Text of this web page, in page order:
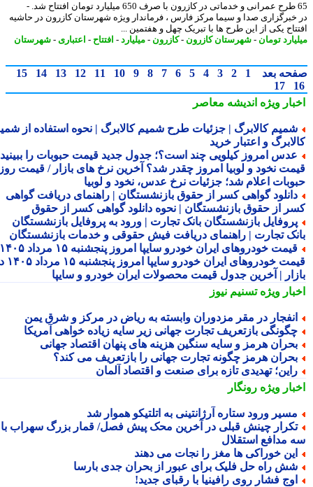
65 طرح عمرانی و خدماتی در کازرون با صرف 650 میلیارد تومان افتتاح شد. -
صدا و سیما مرکز فارس ، فرماندار ویژه شهرستان کازرون در حاشیه
یکی از این طرح ها با تبریک چهل و هفتمین ...
تومان-شهرستان کازرون -کازرون -میلیارد-افتتاح-اعتباری- شهرستان
بعد 1
2
3
4
5
6
7
8
9
10
11
12
13
14
15
17
ویژهاندیشه معاصر
کالابرگ | جزئیات طرح شمیم کالابرگ | نحوه استفاده از شمیم
و اعتبار خرید
امروز کیلویی چند است؟؛ جدول جدید قیمت حبوبات را ببینید /
نخود و لوبیا امروز چقدر شد؟ آخرین نرخ های بازار / قیمت روز
اعلام شد؛ جزئیات نرخ عدس، نخود و لوبیا
گواهی کسر از حقوق بازنشستگان | راهنمای دریافت گواهی
از حقوق بازنشستگان | نحوه دانلود گواهی کسر از حقوق
بازنشستگان بانک تجارت | ورود به پروفایل بازنشستگان
تجارت | راهنمای دریافت فیش حقوقی و خدمات بازنشستگان
قیمت خودروهای ایران خودرو سایپا امروز پنجشنبه ۱۵ مرداد ۱۴۰۵ |
قیمت خودروهای ایران خودرو سایپا امروز پنجشنبه ۱۵ مرداد ۱۴۰۵ در
| آخرین جدول قیمت محصولات ایران خودرو و سایپا
ویژهتسنیم نیوز
در مقر مزدوران وابسته به ریاض در مرکز و شرق یمن
بازتعریف تجارت جهانی زیر سایه زیاده خواهی آمریکا
هرمز و سایه سنگین هزینه های پنهان اقتصاد جهانی
هرمز چگونه تجارت جهانی را بازتعریف می کند؟
تهدیدی تازه برای صنعت و اقتصاد آلمان
ویژهرونگار
ورود ستاره آرژانتینی به اتلتیکو هموار شد
چینش قبلی در آخرین محک پیش فصل/ قمار بزرگ سهراب با
مدافع استقلال
خوراکی ها مغز را نجات می دهند
راه حل فلیک برای عبور از بحران جدی بارسا
فشار روی رافینیا با رقبای جدید!